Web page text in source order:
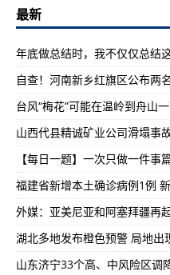
最新
年底做总结时，我不仅仅总结
自查！河南新乡红旗区公布两
台风“梅花”可能在温岭到舟山
山西代县精诚矿业公司滑塌事
【每日一题】一次只做一件事
福建省新增本土确诊病例1例
外媒：亚美尼亚和阿塞拜疆再
湖北多地发布橙色预警 局地出
山东济宁33个高、中风险区调